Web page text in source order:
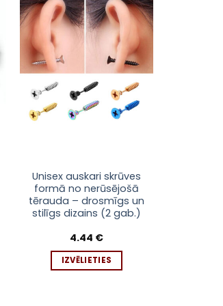
Pievienot
sarakstam
Unisex auskari skrūves
formā no nerūsējošā
tērauda – drosmīgs un
stilīgs dizains (2 gab.)
4.44 €
IZVĒLIETIES
This
product
has
multiple
options